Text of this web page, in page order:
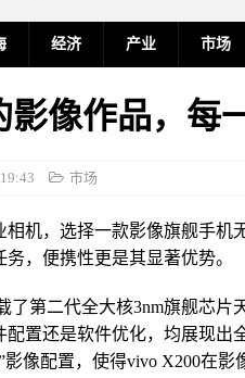
经济 产业 市场
像作品，每
市场
机，选择一款影像旗舰手机
，便携性更是其显著优势。
了第二代全大核3nm旗舰芯片
置还是软件优化，均展现出
影像配置，使得vivo X200在